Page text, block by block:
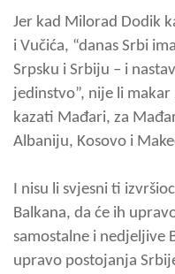
Jer kad Milorad Dodik
i Vučića, “danas Srbi
Srpsku i Srbiju – i
jedinstvo”, nije li
kazati Mađari, za
Albaniju, Kosovo i
I nisu li svjesni ti
Balkana, da će ih
samostalne i nedjeljive
upravo postojanja